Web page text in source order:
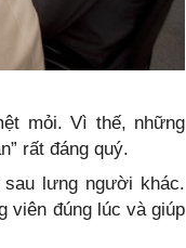
mỏi. Vì thế, những
rất đáng quý.
sau lưng người khác.
viên đúng lúc và giúp